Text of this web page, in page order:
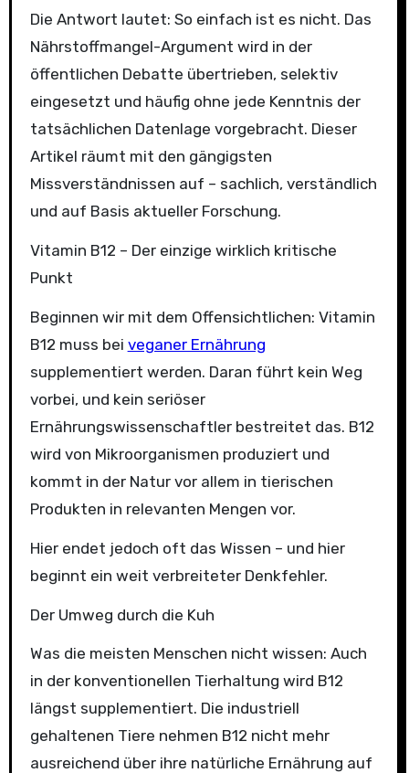
Die Antwort lautet: So einfach ist es nicht. Das
Nährstoffmangel-Argument wird in der
öffentlichen Debatte übertrieben, selektiv
eingesetzt und häufig ohne jede Kenntnis der
tatsächlichen Datenlage vorgebracht. Dieser
Artikel räumt mit den gängigsten
Missverständnissen auf – sachlich, verständlich
und auf Basis aktueller Forschung.
Vitamin B12 – Der einzige wirklich kritische
Punkt
Beginnen wir mit dem Offensichtlichen: Vitamin
B12 muss bei veganer Ernährung
supplementiert werden. Daran führt kein Weg
vorbei, und kein seriöser
Ernährungswissenschaftler bestreitet das. B12
wird von Mikroorganismen produziert und
kommt in der Natur vor allem in tierischen
Produkten in relevanten Mengen vor.
Hier endet jedoch oft das Wissen – und hier
beginnt ein weit verbreiteter Denkfehler.
Der Umweg durch die Kuh
Was die meisten Menschen nicht wissen: Auch
in der konventionellen Tierhaltung wird B12
längst supplementiert. Die industriell
gehaltenen Tiere nehmen B12 nicht mehr
ausreichend über ihre natürliche Ernährung auf